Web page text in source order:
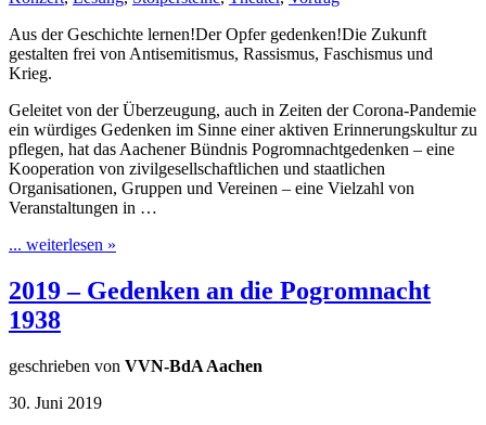
Aus der Geschichte lernen!Der Opfer gedenken!Die Zukunft
gestalten frei von Antisemitismus, Rassismus, Faschismus und
Krieg.
Geleitet von der Überzeugung, auch in Zeiten der Corona-Pandemie
ein würdiges Gedenken im Sinne einer aktiven Erinnerungskultur zu
pflegen, hat das Aachener Bündnis Pogromnachtgedenken – eine
Kooperation von zivilgesellschaftlichen und staatlichen
Organisationen, Gruppen und Vereinen – eine Vielzahl von
Veranstaltungen in …
... weiterlesen »
2019 – Gedenken an die Pogromnacht
1938
geschrieben von VVN-BdA Aachen
30. Juni 2019